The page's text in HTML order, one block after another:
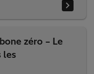
zéro – Le
les